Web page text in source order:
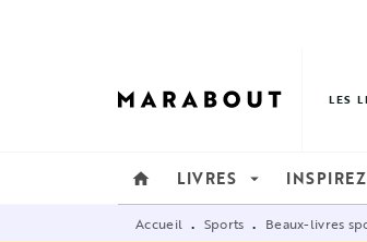
LES
home LIVRES arrow_drop_down
Accueil • Sports • Beaux-livres